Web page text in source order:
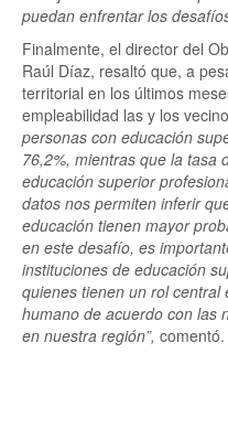
puedan enfrentar los
Finalmente, el director del
Raúl Díaz, resaltó que, a
territorial en los últimos
empleabilidad las y los
personas con educación
76,2%, mientras que la tasa
educación superior
datos nos permiten inferir
educación tienen mayor
en este desafío, es
instituciones de educación
quienes tienen un rol
humano de acuerdo con las
en nuestra región”, comentó.